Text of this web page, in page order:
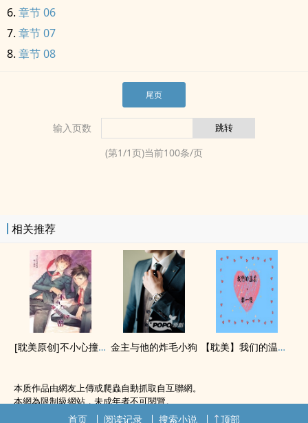
章节 06
章节 07
章节 08
尾页
输入页数
(第1/1页)当前100条/页
相关推荐
[‍‌‎耽‍‌‍美‎‌‌原创]不小心撞见的秘密 金主与他的炸毛小狗 【‍‌‎耽‍‌‍美‎‌‌】我们的温柔，都一样【ABO】
本质作品由網友上傳或爬蟲自動抓取自互聯網。
本網為限制級網站，未成年者不可閱覽。
如無意中侵犯了您的權利，敬請聯系我們。
首页 阅读记录 搜索小说 顶部